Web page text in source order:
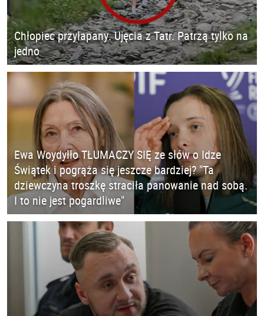
Chłopiec przyłapany. Ujęcia z Tatr. Patrzą tylko na
jedno
Ewa Woydyłło TŁUMACZY SIĘ ze słów o Idze
Świątek i pogrąża się jeszcze bardziej? "Ta
dziewczyna troszkę straciła panowanie nad sobą.
I to nie jest pogardliwe"